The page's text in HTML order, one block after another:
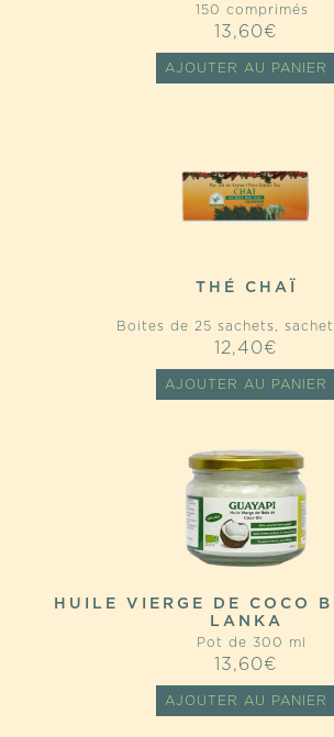
150 comprimés
13,60€
AJOUTER AU PANIER
THÉ CHAÏ
Boites de 25 sachets,
12,40€
AJOUTER AU PANIER
HUILE VIERGE DE COCO
LANKA
Pot de 300 ml
13,60€
AJOUTER AU PANIER